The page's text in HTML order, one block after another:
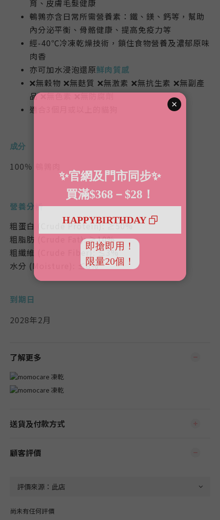
育、皮膚毛髮健康
鵪鶉亦含日常所需營養素：鐵、鎂、鈣等，幫助
內分泌平衡、骨骼健康、提高免疫力等
經-40℃冷凍乾燥技術， 鎖住食物營養及濃郁原味
肉香
亦可加水浸泡還原鮮肉質感
❌無穀物 ❌無麩質 ❌無激素 ❌無抗生素 ❌無副產
品 ❌無色素 ❌無防腐劑
適合3個月或以上的貓狗
成分
100％
營養分析
粗蛋白 (Crude Protein): ≥50%
粗脂肪 (Crude Fat): ≥10%
粗纖維 (Crude Fiber): ≤3%
水分 (Moisture): ≤8%
到期日
2028年2月
了解更多
送貨及付款方式
顧客評價
尚未有任何評價